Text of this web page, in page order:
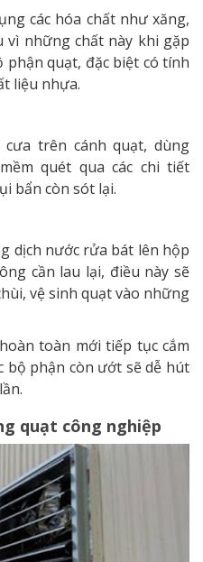
các hóa chất như xăng,
vì những chất này khi gặp
quạt, đặc biệt có tính
liệu nhựa.
trên cánh quạt, dùng
quét qua các chi tiết
bẩn còn sót lại.
dịch nước rửa bát lên hộp
cần lau lại, điều này sẽ
vệ sinh quạt vào những
toàn mới tiếp tục cắm
bộ phận còn ướt sẽ dễ hút
quạt công nghiệp